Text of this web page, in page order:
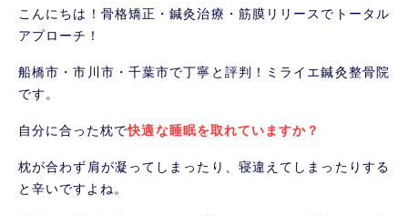
こんにちは！骨格矯正・鍼灸治療・筋膜リリースでトータル
アプローチ！
船橋市・市川市・千葉市で丁寧と評判！ミライエ鍼灸整骨院
です。
自分に合った枕で快適な睡眠を取れていますか？
枕が合わず肩が凝ってしまったり、寝違えてしまったりする
と辛いですよね。